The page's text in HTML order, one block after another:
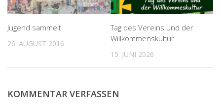
Jugend sammelt
26. AUGUST 2016
Tag des Vereins und der
Willkommenskultur
15. JUNI 2026
KOMMENTAR VERFASSEN